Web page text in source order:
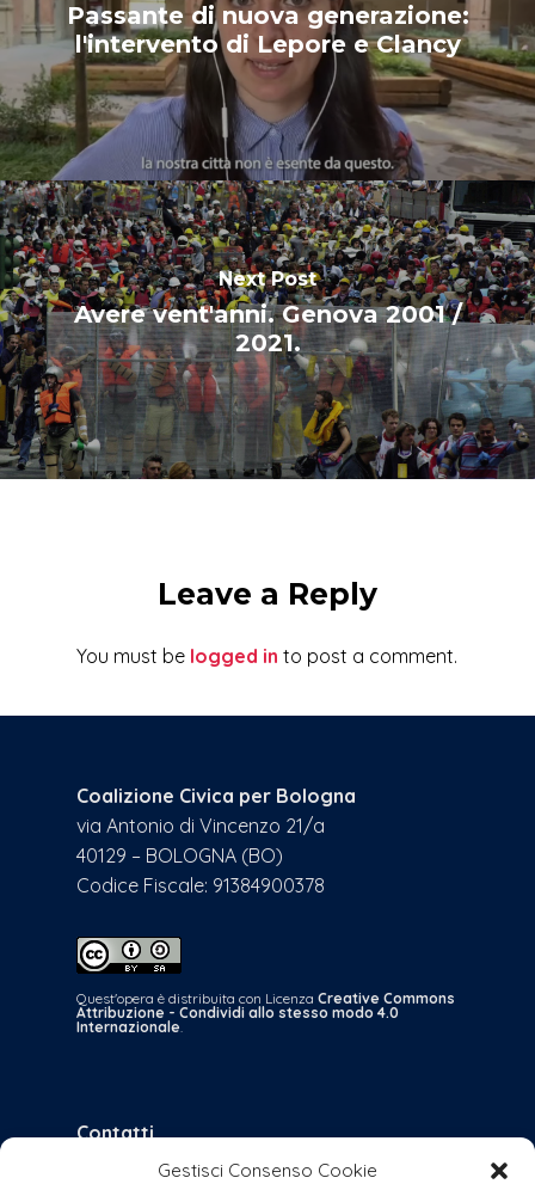
Gestisci Consenso Cookie
Passante di nuova generazione:
l'intervento di Lepore e Clancy
Next Post
Avere vent'anni. Genova 2001 /
2021.
Leave a Reply
You must be logged in to post a comment.
Coalizione Civica per Bologna
via Antonio di Vincenzo 21/a
40129 – BOLOGNA (BO)
Codice Fiscale: 91384900378
Quest'opera è distribuita con Licenza Creative Commons
Attribuzione - Condividi allo stesso modo 4.0
Internazionale.
Contatti